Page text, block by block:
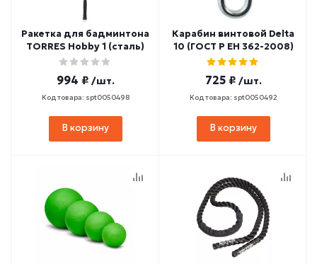
Ракетка для бадминтона
TORRES Hobby 1 (сталь)
994 ₽ /шт.
Код товара: spt0050498
В корзину
Карабин винтовой Delta
10 (ГОСТ Р ЕН 362-2008)
725 ₽ /шт.
Код товара: spt0050492
В корзину